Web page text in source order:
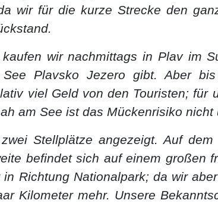
wir für die kurze Strecke den
wir nachmittags in Plav im
Plavsko Jezero gibt. Aber
viel Geld von den Touristen;
am See ist das Mückenrisiko nicht
Stellplätze angezeigt. Auf
befindet sich auf einem großen
Richtung Nationalpark; da wir
Kilometer mehr. Unsere